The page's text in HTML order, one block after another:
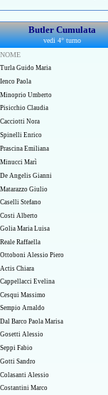
Butler Cumulata
vedi 4° turno
NOME
Turla Guido Maria
Ienco Paola
Minoprio Umberto
Pisicchio Claudia
Cacciotti Nora
Spinelli Enrico
Prascina Emiliana
Minucci Marì
De Angelis Gianni
Matarazzo Giulio
Caselli Stefano
Costi Alberto
Golia Maria Luisa
Reale Raffaella
Ottoboni Alessio Piero
Actis Chiara
Cappellacci Evelina
Cesqui Massimo
Sempio Arnaldo
Dal Barco Paola Marisa
Gosetti Alessio
Seppi Fabio
Gotti Sandro
Colasanti Alessio
Costantini Marco